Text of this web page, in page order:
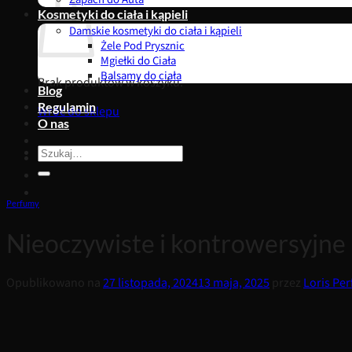
Brak produktów w koszyku.
Wróć do sklepu
Kosmetyki do ciała i kąpieli
Damskie kosmetyki do ciała i kąpieli
Żele Pod Prysznic
Mgiełki do Ciała
Balsamy do ciała
Blog
Regulamin
O nas
Szukaj:
Perfumy
Nieoczywiste i kontrowersyjne
Opublikowano na 27 listopada, 202413 maja, 2025 przezLoris